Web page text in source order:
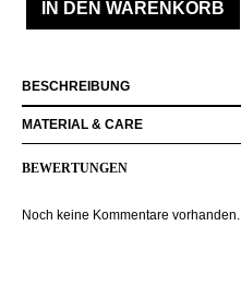
IN DEN WARENKORB
BESCHREIBUNG
MATERIAL & CARE
BEWERTUNGEN
Noch keine Kommentare vorhanden.